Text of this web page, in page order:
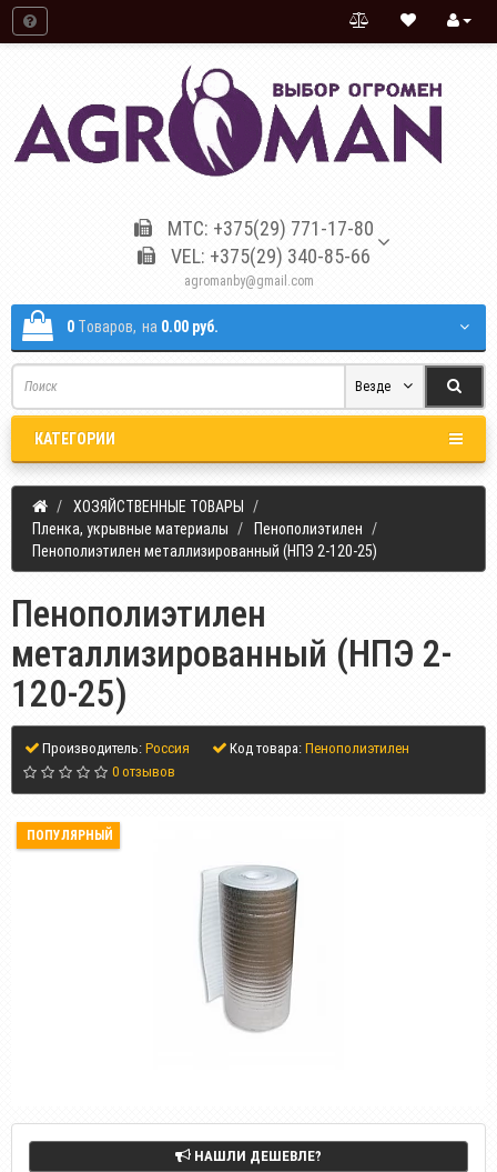
МТС: +375(29) 771-17-80
VEL: +375(29) 340-85-66
agromanby@gmail.com
0 Tоваров, на 0.00 руб.
Везде
КАТЕГОРИИ
ХОЗЯЙСТВЕННЫЕ ТОВАРЫ
Пленка, укрывные материалы
Пенополиэтилен
Пенополиэтилен металлизированный (НПЭ 2-120-25)
Пенополиэтилен
металлизированный (НПЭ 2-
120-25)
Производитель: Россия Код товара: Пенополиэтилен
0 отзывов
ПОПУЛЯРНЫЙ
НАШЛИ ДЕШЕВЛЕ?